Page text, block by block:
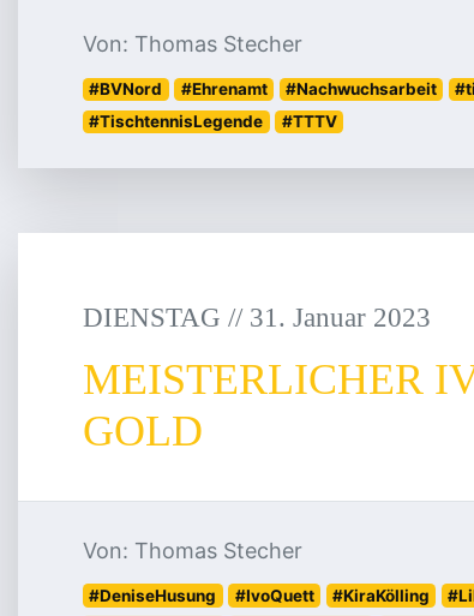
Von: Thomas Stecher
#BVNord #Ehrenamt #Nachwuchsarbeit
#TischtennisLegende
#TTTV
DIENSTAG // 31. Januar 2023
MEISTERLICHER
GOLD
Von: Thomas Stecher
#DeniseHusung #IvoQuett #KiraKölling